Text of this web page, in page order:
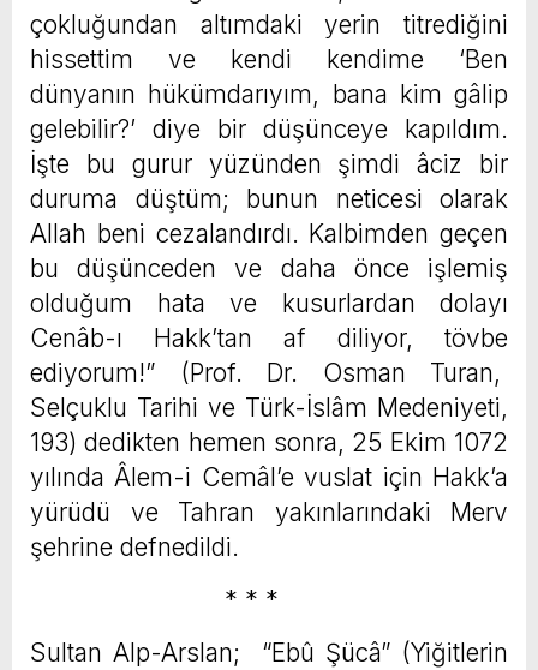
çokluğundan altımdaki yerin titrediğini
hissettim ve kendi kendime ‘Ben
dünyanın hükümdarıyım, bana kim gâlip
gelebilir?’ diye bir düşünceye kapıldım.
İşte bu gurur yüzünden şimdi âciz bir
duruma düştüm; bunun neticesi olarak
Allah beni cezalandırdı. Kalbimden geçen
bu düşünceden ve daha önce işlemiş
olduğum hata ve kusurlardan dolayı
Cenâb-ı Hakk’tan af diliyor, tövbe
ediyorum!” (Prof. Dr. Osman Turan,
Selçuklu Tarihi ve Türk-İslâm Medeniyeti,
193) dedikten hemen sonra, 25 Ekim 1072
yılında Âlem-i Cemâl’e vuslat için Hakk’a
yürüdü ve Tahran yakınlarındaki Merv
şehrine defnedildi.
* * *
Sultan Alp-Arslan; “Ebû Şücâ” (Yiğitlerin